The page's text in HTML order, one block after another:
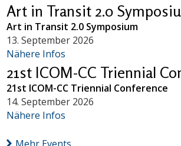
Art in Transit 2.0
Art in Transit 2.0 Symposium
13. September 2026
Nähere Infos
21st ICOM-CC Triennial
21st ICOM-CC Triennial Conference
14. September 2026
Nähere Infos